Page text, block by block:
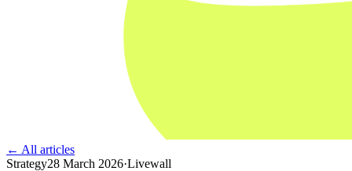
← All articles
Strategy28 March 2026·Livewall